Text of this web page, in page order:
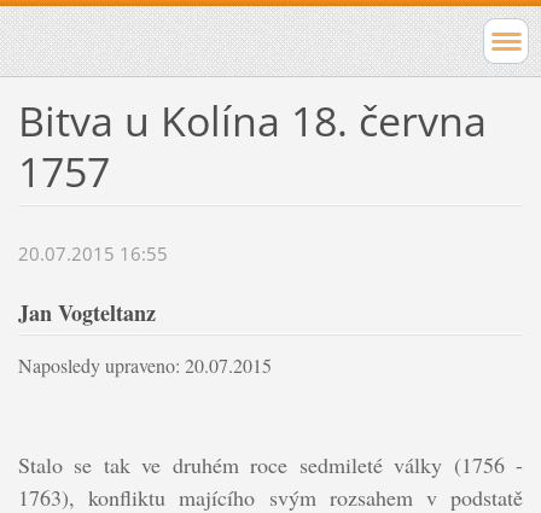
Bitva u Kolína 18. června
1757
20.07.2015 16:55
Jan Vogteltanz
Naposledy upraveno: 20.07.2015
Stalo se tak ve druhém roce sedmileté války (1756 -
1763), konfliktu majícího svým rozsahem v podstatě